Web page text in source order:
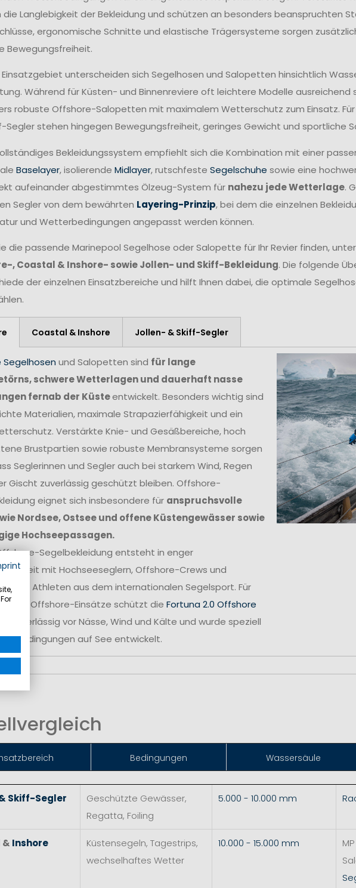
die Langlebigkeit der Bekleidung und schützen an besonders beanspruchten
ergonomische Schnitte und elastische Trägersysteme sorgen
Bewegungsfreiheit.
unterscheiden sich Segelhosen und Salopetten hinsichtlich
Während für Küsten- und Binnenreviere oft leichtere Modelle ausreichend
robuste Offshore-Salopetten mit maximalem Wetterschutz zum Einsatz.
Segler stehen hingegen Bewegungsfreiheit, geringes Gewicht und sportliche
Bekleidungssystem empfiehlt sich die Kombination mit einer
Baselayer, isolierende Midlayer, rutschfeste Segelschuhe sowie eine
aufeinander abgestimmtes Ölzeug-System für nahezu jede Wetterlage.
Segler von dem bewährten Layering-Prinzip, bei dem die einzelnen
und Wetterbedingungen angepasst werden können.
die passende Marinepool Segelhose oder Salopette für Ihr Revier finden,
, Coastal & Inshore- sowie Jollen- und Skiff-Bekleidung. Die folgende
der einzelnen Einsatzbereiche und hilft Ihnen dabei, die optimale
Coastal & Inshore Jollen- & Skiff-Segler
und Salopetten sind für lange
schwere Wetterlagen und dauerhaft nasse
fernab der Küsteentwickelt. Besonders wichtig sind
Materialien, maximale Strapazierfähigkeit und ein
Verstärkte Knie- und Gesäßbereiche, hoch
Brustpartien sowie robuste Membransysteme sorgen
Seglerinnen und Segler auch bei starkem Wind, Regen
Gischt zuverlässig geschützt bleiben. Offshore-
eignet sich insbesondere für anspruchsvolle
Nordsee, Ostsee und offene Küstengewässer sowie
Hochseepassagen.
Segelbekleidung entsteht in enger
mit Hochseeseglern, Offshore-Crews und
Athleten aus dem internationalen Segelsport. Für
Offshore-Einsätze schützt die Fortuna 2.0 Offshore
zuverlässig vor Nässe, Wind und Kälte und wurde speziell
Bedingungen auf See entwickelt.
zbereich Bedingungen Wassersäule
Skiff-Segler
Geschützte Gewässer,
Regatta, Foiling
5.000 - 10.000 mm
& Inshore
Küstensegeln, Tagestrips,
wechselhaftes Wetter
10.000 - 15.000 mm